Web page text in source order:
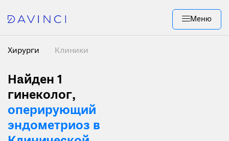
Меню
Хирурги Клиники
Найден 1
гинеколог,
оперирующий
эндометриоз в